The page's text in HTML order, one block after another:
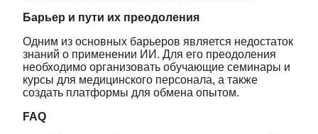
Барьер и пути их преодоления
Одним из основных барьеров является недостаток
знаний о применении ИИ. Для его преодоления
необходимо организовать обучающие семинары и
курсы для медицинского персонала, а также
создать платформы для обмена опытом.
FAQ